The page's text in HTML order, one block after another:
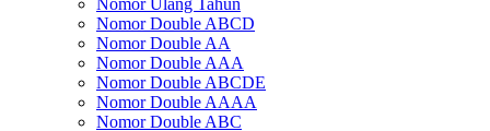
Nomor Double ABCD
Nomor Double AA
Nomor Double AAA
Nomor Double ABCDE
Nomor Double AAAA
Nomor Double ABC